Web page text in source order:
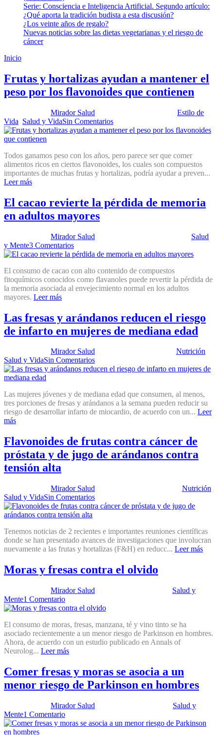
Serie: Consciencia e Inteligencia Artificial. Segundo artículo:
¿Qué aporta la tradición budista a esta discusión?
¿Los veinte años de regalo?
Nuevas noticias sobre las dietas vegetarianas y el riesgo de
cáncer
Inicio
Frutas y hortalizas ayudan a mantener el
peso por los flavonoides que contienen
Mirador Salud
Estilo de
Vida Salud y VidaSin Comentarios
Todos ganamos peso con los años, pero parece ser que comer
alimentos ricos en ciertos flavonoides, los cuales son compuestos
importantes de muchas frutas y hortalizas, podría ayudar a preven...
Leer más
El cacao revierte la pérdida de memoria
en adultos mayores
Mirador Salud
Salud
y Mente3 Comentarios
El consumo de cacao con alto contenido de compuestos
fitoquímicos conocidos como flavanoles puede revertir la pérdida de
la memoria asociada al envejecimiento normal en los adultos
mayores. Leer más
Las fresas y arándanos reducen el riesgo
de infarto en mujeres de mediana edad
Mirador Salud Nutrición
Salud y VidaSin Comentarios
Las mujeres jóvenes y de mediana edad que consumen, al menos,
tres porciones de fresas y arándanos a la semana pueden reducir su
riesgo de desarrollar infarto de miocardio, de acuerdo con un... Leer
más
Flavonoides de frutas contra cáncer de
próstata y de jugo de arándanos contra
tensión alta
Mirador Salud Nutrición
Salud y VidaSin Comentarios
Tenemos noticias de 2 recientes e importantes reuniones científicas
donde se han presentado avances de investigaciones que involucran
nuevamente a las frutas y hortalizas (F&H) en reducc... Leer más
Moras y fresas contra el olvido
Mirador Salud
Salud y
Mente1 Comentario
El consumo de moras, fresas, manzana, té y vino tinto se ha
asociado recientemente a un menor riesgo de Parkinson en hombres.
Ahora, de acuerdo con un estudio publicado en Annals of
Neurolog... Leer más
Comer fresas y moras se asocia a un
menor riesgo de Parkinson en hombres
Mirador Salud
Salud y
Mente1 Comentario